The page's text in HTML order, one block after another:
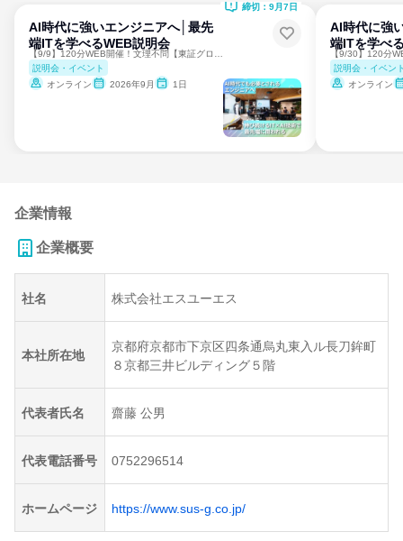
AI時代に強いエンジニアへ│最先
端ITを学べるWEB説明会
説明会・イベント
オンライン
2026年9月 1日
締切：9月7日
AI時代に強
端ITを学べ
説明会・イベン
オンライン
企業情報
企業概要
社名 株式会社エスユーエス
本社所在地
京都府京都市下京区四条通烏丸東入ル長刀鉾町
８京都三井ビルディング５階
代表者氏名 齋藤 公男
代表電話番号 0752296514
ホームページ https://www.sus-g.co.jp/